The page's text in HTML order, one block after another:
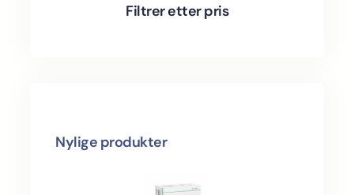
st
Filtrer etter pris
Nylige produkter